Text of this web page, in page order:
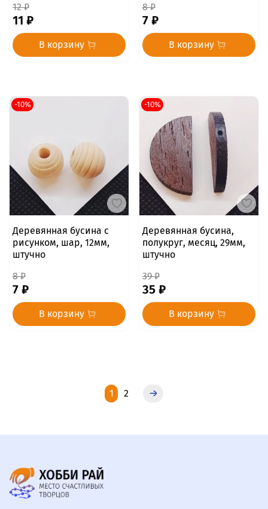
12 ₽
11 ₽
В корзину
8 ₽
7 ₽
В корзину
-10%
Деревянная бусина с
рисунком, шар, 12мм,
штучно
8 ₽
7 ₽
В корзину
-10%
Деревянная бусина,
полукруг, месяц, 29мм,
штучно
39 ₽
35 ₽
В корзину
1 2